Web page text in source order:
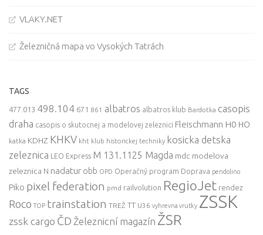
VLAKY.NET
Železničná mapa vo Vysokých Tatrách
TAGS
477.013 498.104 671 861 albatros albatros klub Bardotka casopis
draha casopis o skutocnej a modelovej zeleznici Fleischmann H0 HO
katka KDHZ KHKV kht klub historickej techniky kosicka detska
zeleznica LEO Express M 131.1125 Magda mdc modelova
zeleznica N nadatur obb OPD Operačný program Doprava pendolino
Piko pixel federation pmd railvolution RegioJet rendez
Roco TOP trainstation TREŽ TT U36 vyhrevna vrutky ZSSK
zssk cargo ČD Železnicní magazín ŽSR